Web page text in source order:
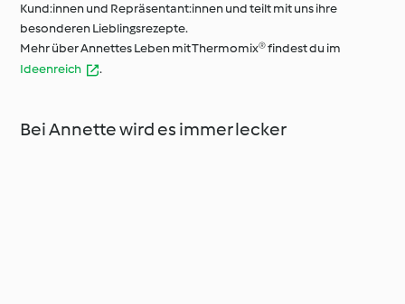
Kund:innen und Repräsentant:innen und teilt mit uns ihre
besonderen Lieblingsrezepte.
Mehr über Annettes Leben mit Thermomix® findest du im
Ideenreich
.
Bei Annette wird es immer lecker